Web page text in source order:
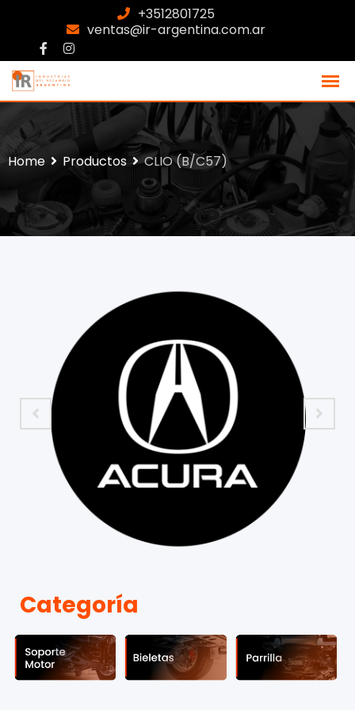
+3512801725
ventas@ir-argentina.com.ar
Home Productos CLIO (B/C57)
Categoría